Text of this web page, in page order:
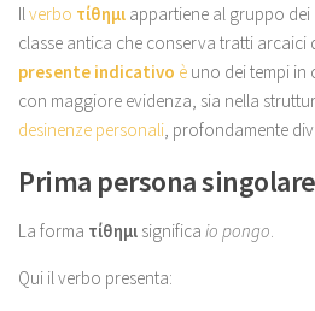
Il verbo τίθημι appartiene al gruppo
classe antica che conserva tratti arcaici
presente indicativo è uno dei tempi in
con maggiore evidenza, sia nella
desinenze personali , profondamente
Prima persona singolare
La forma τίθημι significa io pongo
Qui il verbo presenta: